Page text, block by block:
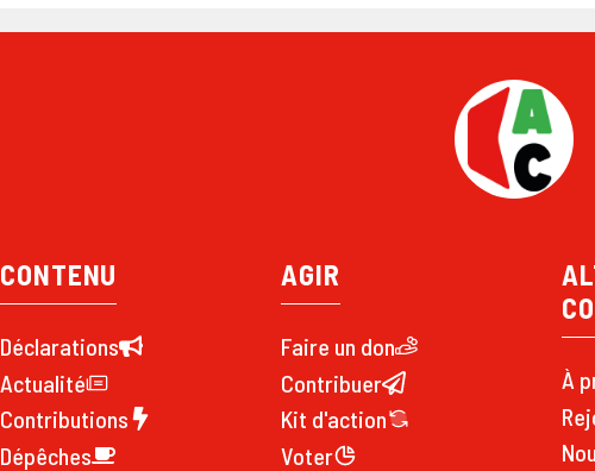
CONTENU
Déclarations
Actualité
Contributions
Dépêches
AGIR
Faire un don
Contribuer
Kit d'action
Voter
À